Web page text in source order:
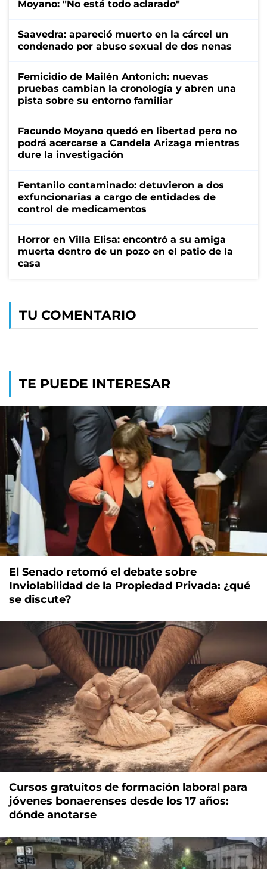
Moyano: "No está todo aclarado"
Saavedra: apareció muerto en la cárcel un
condenado por abuso sexual de dos nenas
Femicidio de Mailén Antonich: nuevas
pruebas cambian la cronología y abren una
pista sobre su entorno familiar
Facundo Moyano quedó en libertad pero no
podrá acercarse a Candela Arizaga mientras
dure la investigación
Fentanilo contaminado: detuvieron a dos
exfuncionarias a cargo de entidades de
control de medicamentos
Horror en Villa Elisa: encontró a su amiga
muerta dentro de un pozo en el patio de la
casa
TU COMENTARIO
TE PUEDE INTERESAR
El Senado retomó el debate sobre
Inviolabilidad de la Propiedad Privada: ¿qué
se discute?
Cursos gratuitos de formación laboral para
jóvenes bonaerenses desde los 17 años:
dónde anotarse